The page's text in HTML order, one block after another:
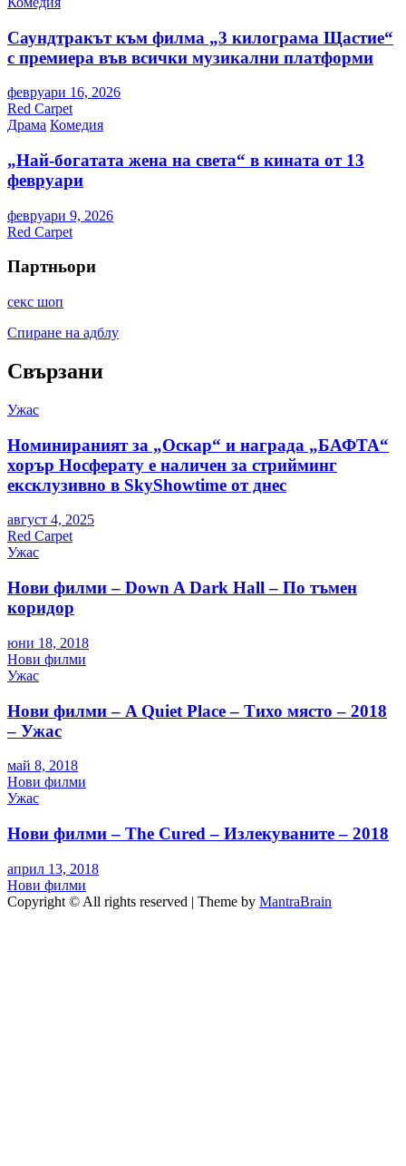
Саундтракът към филма „3 килограма Щастие“
с премиера във всички музикални платформи
февруари 16, 2026
Red Carpet
Драма Комедия
„Най-богатата жена на света“ в кината от 13
февруари
февруари 9, 2026
Red Carpet
Партньори
секс шоп
Спиране на адблу
Свързани
Ужас
Номинираният за „Оскар“ и награда „БАФТА“
хорър Носферату е наличен за стрийминг
ексклузивно в SkyShowtime от днес
август 4, 2025
Red Carpet
Ужас
Нови филми – Down A Dark Hall – По тъмен
коридор
юни 18, 2018
Нови филми
Ужас
Нови филми – A Quiet Place – Тихо място – 2018
– Ужас
май 8, 2018
Нови филми
Ужас
Нови филми – The Cured – Излекуваните – 2018
април 13, 2018
Нови филми
Copyright © All rights reserved | Theme by MantraBrain